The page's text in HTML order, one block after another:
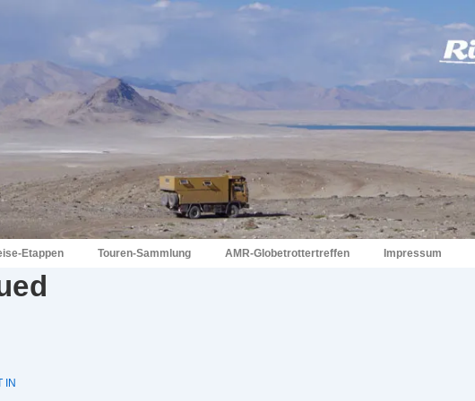
Etappen Touren-Sammlung AMR-Globetrottertreffen Impressum
IN